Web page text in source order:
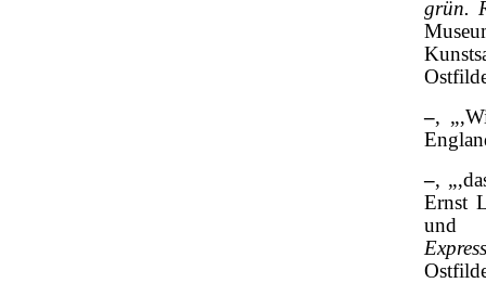
grün.
–,
–,
Ernst
und